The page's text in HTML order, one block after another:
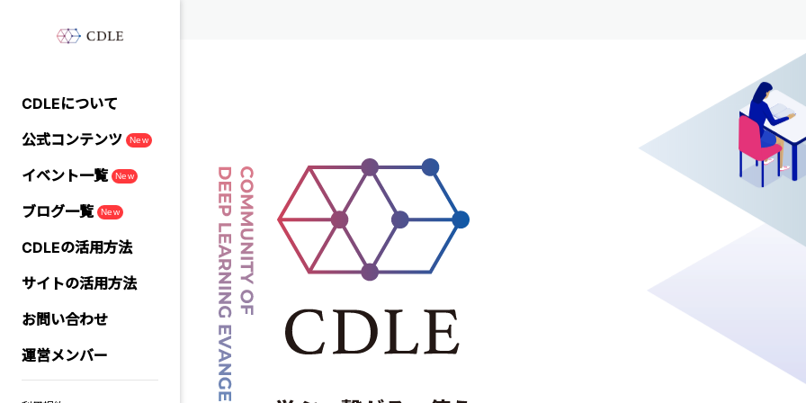
CDLEについて
公式コンテンツ
New
イベント一覧 New
ブログ一覧 New
CDLEの活用方法
サイトの活用方法
お問い合わせ
運営メンバー